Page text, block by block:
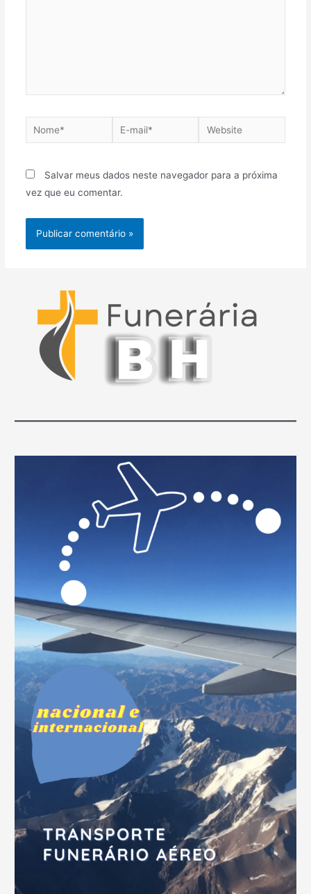
Nome*
E-
mail*
Website
Salvar meus dados neste navegador para a próxima
vez que eu comentar.